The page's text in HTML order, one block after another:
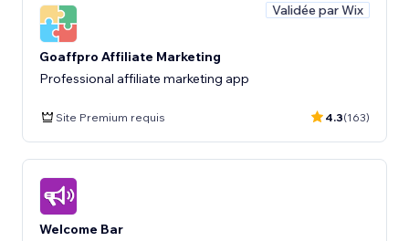
Validée par Wix
Goaffpro Affiliate Marketing
Professional affiliate marketing app
Site Premium requis 4.3(163)
Welcome Bar